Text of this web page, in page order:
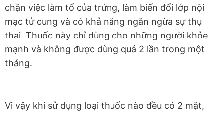
chặn việc làm tổ của trứng, làm biến đổi lớp nội
mạc tử cung và có khả năng ngăn ngừa sự thụ
thai. Thuốc này chỉ dùng cho những người khỏe
mạnh và không được dùng quá 2 lần trong một
tháng.
Vì vậy khi sử dụng loại thuốc nào đều có 2 mặt,